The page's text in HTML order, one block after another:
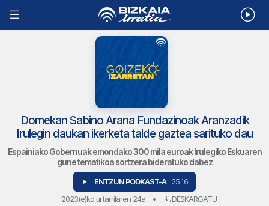
Domekan Sabino Arana Fundazinoak Aranzadik
Irulegin daukan ikerketa talde gaztea sarituko dau
Espainiako Gobernuak emondako 300 mila euroak Irulegiko Eskuaren
gune tematikoa sortzera bideratuko dabez
ENTZUN PODKAST-A | 25:16
2023(e)ko urtarrilaren 24a • DESKARGATU